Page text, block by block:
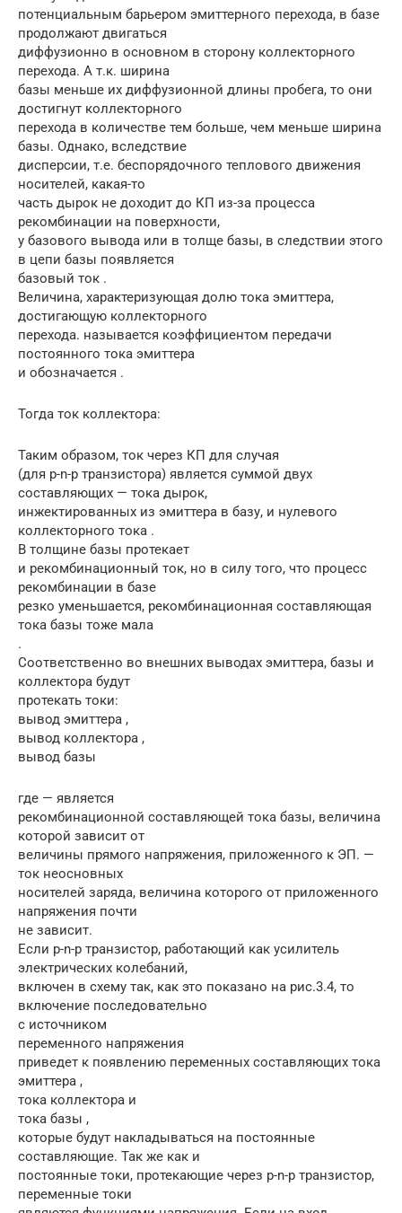
потенциальным барьером эмиттерного перехода, в базе
продолжают двигаться
диффузионно в основном в сторону коллекторного
перехода. А т.к. ширина
базы меньше их диффузионной длины пробега, то они
достигнут коллекторного
перехода в количестве тем больше, чем меньше ширина
базы. Однако, вследствие
дисперсии, т.е. беспорядочного теплового движения
носителей, какая-то
часть дырок не доходит до КП из-за процесса
рекомбинации на поверхности,
у базового вывода или в толще базы, в следствии этого
в цепи базы появляется
базовый ток .
Величина, характеризующая долю тока эмиттера,
достигающую коллекторного
перехода. называется коэффициентом передачи
постоянного тока эмиттера
и обозначается .
Тогда ток коллектора:
Таким образом, ток через КП для случая
(для p-n-p транзистора) является суммой двух
составляющих — тока дырок,
инжектированных из эмиттера в базу, и нулевого
коллекторного тока .
В толщине базы протекает
и рекомбинационный ток, но в силу того, что процесс
рекомбинации в базе
резко уменьшается, рекомбинационная составляющая
тока базы тоже мала
.
Соответственно во внешних выводах эмиттера, базы и
коллектора будут
протекать токи:
вывод эмиттера ,
вывод коллектора ,
вывод базы
где — является
рекомбинационной составляющей тока базы, величина
которой зависит от
величины прямого напряжения, приложенного к ЭП. —
ток неосновных
носителей заряда, величина которого от приложенного
напряжения почти
не зависит.
Если p-n-p транзистор, работающий как усилитель
электрических колебаний,
включен в схему так, как это показано на рис.3.4, то
включение последовательно
с источником
переменного напряжения
приведет к появлению переменных составляющих тока
эмиттера ,
тока коллектора и
тока базы ,
которые будут накладываться на постоянные
составляющие. Так же как и
постоянные токи, протекающие через p-n-p транзистор,
переменные токи